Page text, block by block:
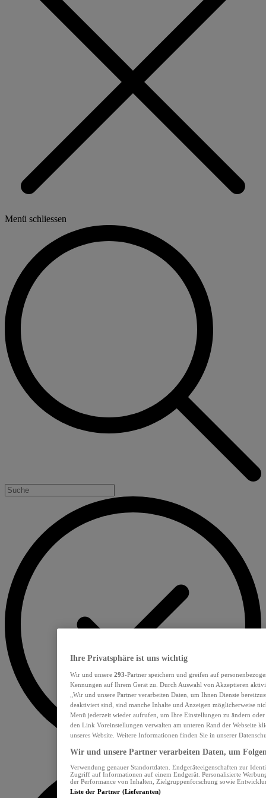
Menü schliessen
Ihre Privatsphäre ist uns wichtig
Wir und unsere 293-Partner speichern und greifen auf
Kennungen auf Ihrem Gerät zu. Durch Auswahl von Akzeptieren
„Wir und unsere Partner verarbeiten Daten, um Ihnen Dienste
deaktiviert sind, sind manche Inhalte und Anzeigen möglicherweise
Menü jederzeit wieder aufrufen, um Ihre Einstellungen zu ändern
den Link Voreinstellungen verwalten am unteren Rand der Webseite
unseres Website. Weitere Informationen finden Sie in unserer
Wir und unsere Partner verarbeiten Daten, um
Verwendung genauer Standortdaten. Endgeräteeigenschaften zur
Zugriff auf Informationen auf einem Endgerät. Personalisierte
der Performance von Inhalten, Zielgruppenforschung sowie
Liste der Partner (Lieferanten)